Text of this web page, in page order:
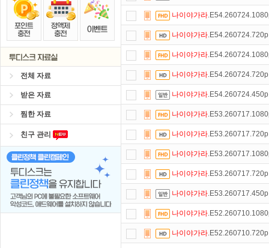
전체 자료
받은 자료
찜한 자료
친구 관리
포인트할인쿠폰 사용방법안내
댓글만 잘써도무료 포인트를 드립
나이야가라
나이야가라
나이야가라
나이야가라
나이야가라
나이야가라
나이야가라
나이야가라
나이야가라
나이야가라
나이야가라
나이야가라